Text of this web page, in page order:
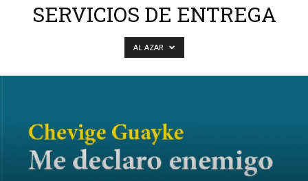
SERVICIOS DE ENTREGA
AL AZAR